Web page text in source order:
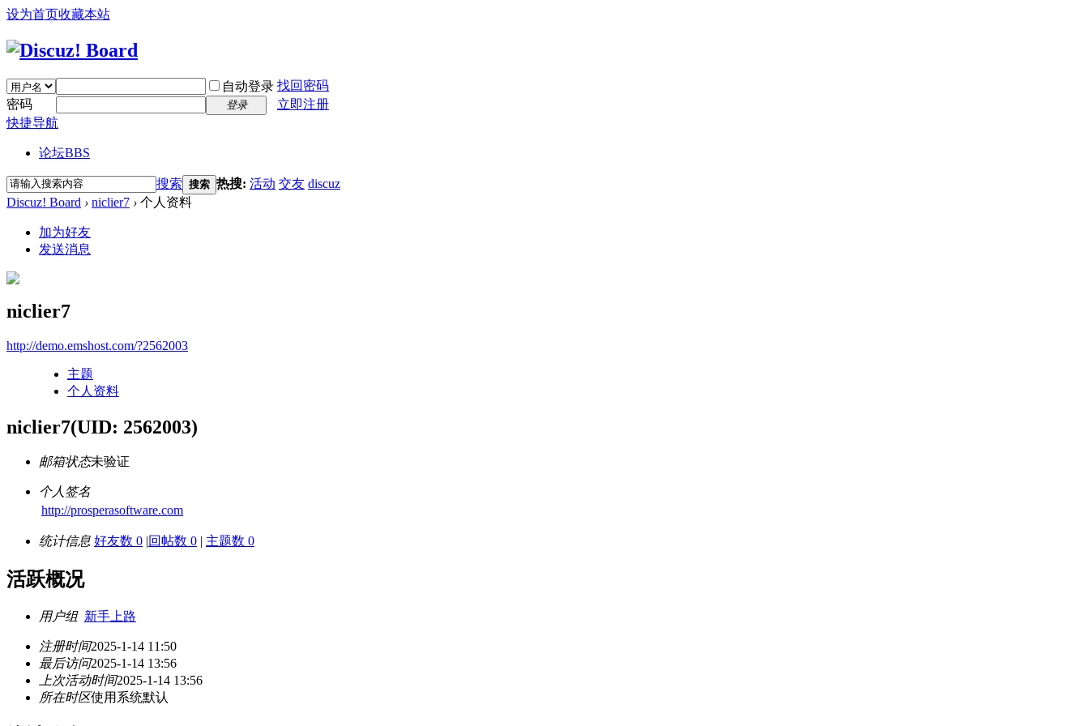
设为首页收藏本站
自动登录 找回密码
密码
登录
立即注册
快捷导航
论坛BBS
搜索 搜索 热搜: 活动 交友 discuz
Discuz! Board › niclier7 › 个人资料
加为好友
发送消息
niclier7
http://demo.emshost.com/?2562003
主题
个人资料
niclier7(UID: 2562003)
邮箱状态未验证
个人签名
http://prosperasoftware.com
统计信息 好友数 0 |回帖数 0 | 主题数 0
活跃概况
用户组 新手上路
注册时间2025-1-14 11:50
最后访问2025-1-14 13:56
上次活动时间2025-1-14 13:56
所在时区使用系统默认